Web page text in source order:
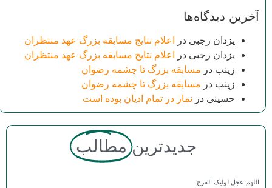
آخرین دیدگاه‌ها
یزدان رجبی در
اعلام نتایج مسابقه بزرگ عهد منتظران
یزدان رجبی در
اعلام نتایج مسابقه بزرگ عهد منتظران
زینبدر مسابقه بزرگ تا چشمه رضوان
زینبدر مسابقه بزرگ تا چشمه رضوان
حسینی در نماز در تمام ادیان بوده است
جدیدترین مطالب
اللهم عجل لولیک الفرج